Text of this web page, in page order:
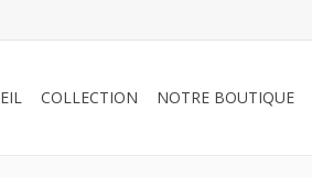
COLLECTION NOTRE BOUTIQUE